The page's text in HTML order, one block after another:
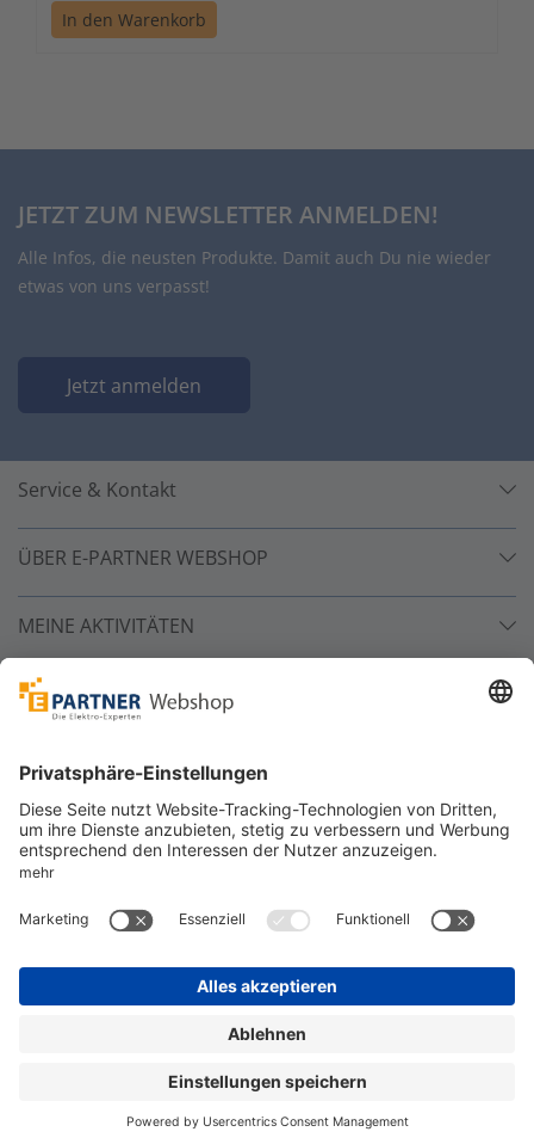
In den Warenkorb
JETZT ZUM NEWSLETTER ANMELDEN!
Alle Infos, die neusten Produkte. Damit auch Du nie wieder
etwas von uns verpasst!
Jetzt anmelden
Service & Kontakt
ÜBER E-PARTNER WEBSHOP
MEINE AKTIVITÄTEN
Unsere Zahlarten
Versandpartner
Sicher bestellen
Versandkosten.
One4Business Solutions GmbH
Cookie-Richtlinie Barrierefreiheitserklärung